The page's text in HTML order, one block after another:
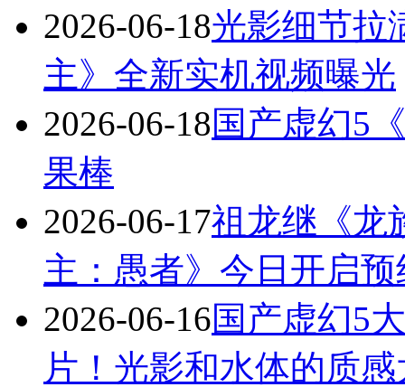
2026-06-18光影细节拉
主》全新实机视频曝光
2026-06-18国产虚幻5
果棒
2026-06-17祖龙继《龙
主：愚者》今日开启预
2026-06-16国产虚幻5
片！光影和水体的质